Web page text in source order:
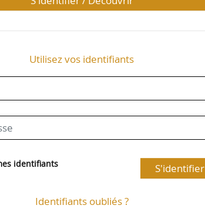
Utilisez vos identifiants
identifiants S'identifier
Identifiants oubliés ?